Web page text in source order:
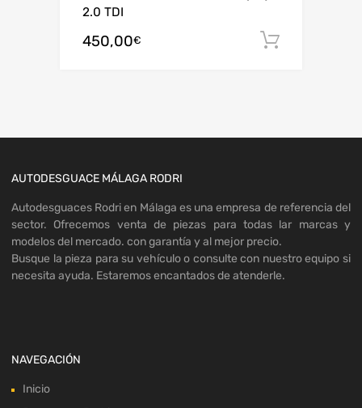
2.0 TDI
450,00€
AUTODESGUACE MÁLAGA RODRI
Autodesguaces Rodri en Málaga es una empresa de referencia del
sector. Ofrecemos venta de piezas para todas lar marcas y
modelos del mercado. con garantía y al mejor precio.
Busque la pieza para su vehículo o consulte con nuestro equipo si
necesita ayuda. Estaremos encantados de atenderle.
NAVEGACIÓN
Inicio